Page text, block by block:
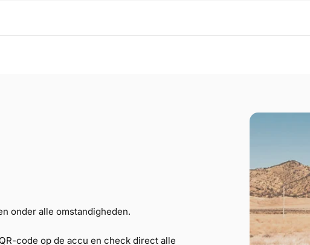
onder alle omstandigheden.
code op de accu en check direct alle